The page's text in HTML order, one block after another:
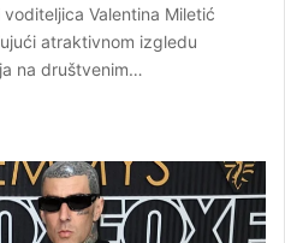
Valentina Miletić
atraktivnom izgledu
na društvenim…